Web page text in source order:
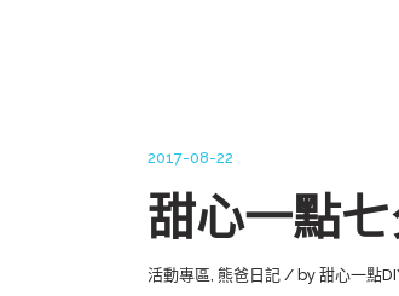
2017-08-22
甜心一點
活動專區, 熊爸日記 by 甜心一點